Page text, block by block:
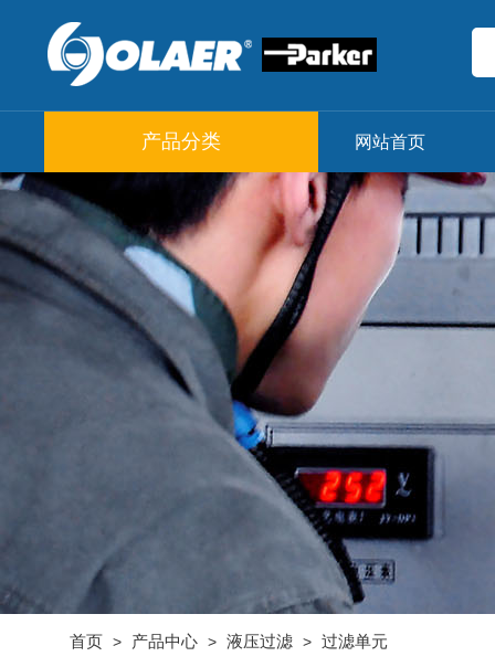
产品分类 网站首页
首页 > 产品中心 > 液压过滤 > 过滤单元